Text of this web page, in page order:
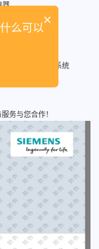
器
水处理系统
统、挤出机控制系统
务与您合作！
×
么可以